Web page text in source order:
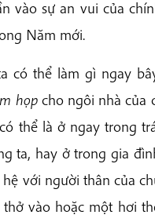
vào sự an vui của
Năm mới.
có thể làm gì ngay
họpcho ngôi nhà của
thể là ở ngay trong
ta, hay ở trong gia
với người thân của
vào hoặc một hơi